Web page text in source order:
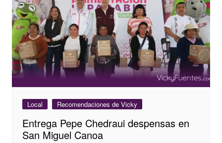
Local Recomendaciones de Vicky
Entrega Pepe Chedraui despensas en
San Miguel Canoa